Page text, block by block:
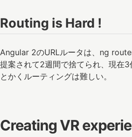
Routing is Hard !
Angular 2のURLルータは、ng
提案されて2週間で捨てられ、現在3
とかくルーティングは難しい。
Creating VR